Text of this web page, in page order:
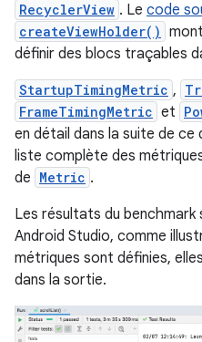
RecyclerView . Le code
createViewHolder()
définir des blocs traçables
StartupTimingMetric ,
FrameTimingMetric et
en détail dans la suite de
liste complète des
de Metric .
Les résultats du benchmark
Android Studio, comme
métriques sont définies,
dans la sortie.